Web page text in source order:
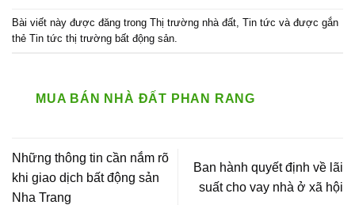
Bài viết này được đăng trong Thị trường nhà đất Tin tức và được gắn
thẻ Tin tức thị trường bất động sản
MUA BÁN NHÀ ĐẤT PHAN RANG
Những thông tin cần nắm rõ
khi giao dịch bất động sản
Nha Trang
Ban hành quyết định về lãi
suất cho vay nhà ở xã hội